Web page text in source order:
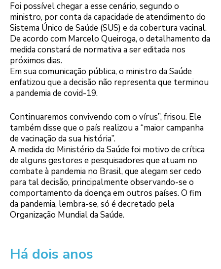
Foi possível chegar a esse cenário, segundo o
ministro, por conta da capacidade de atendimento do
Sistema Único de Saúde (SUS) e da cobertura vacinal.
De acordo com Marcelo Queiroga, o detalhamento da
medida constará de normativa a ser editada nos
próximos dias.
Em sua comunicação pública, o ministro da Saúde
enfatizou que a decisão não representa que terminou
a pandemia de covid-19.
Continuaremos convivendo com o vírus”, frisou. Ele
também disse que o país realizou a “maior campanha
de vacinação da sua história”.
A medida do Ministério da Saúde foi motivo de crítica
de alguns gestores e pesquisadores que atuam no
combate à pandemia no Brasil, que alegam ser cedo
para tal decisão, principalmente observando-se o
comportamento da doença em outros países. O fim
da pandemia, lembra-se, só é decretado pela
Organização Mundial da Saúde.
Há dois anos